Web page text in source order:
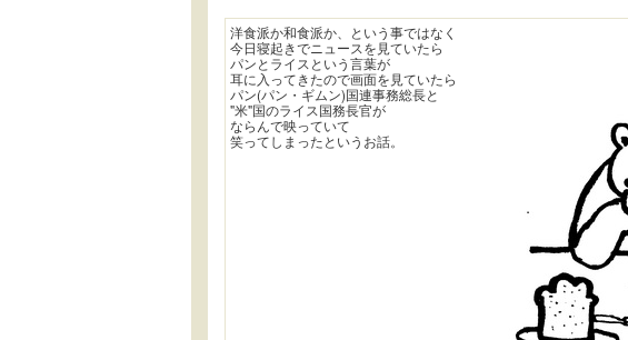
洋食派か和食派か、という事ではなく
今日寝起きでニュースを見ていたら
パンとライスという言葉が
耳に入ってきたので画面を見ていたら
パン(パン・ギムン)国連事務総長と
"米"国のライス国務長官が
ならんで映っていて
笑ってしまったというお話。